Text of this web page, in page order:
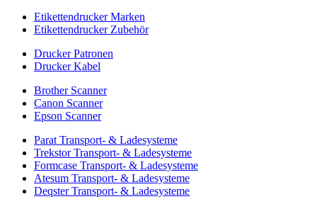
Etikettendrucker Marken
Etikettendrucker Zubehör
Drucker Patronen
Drucker Kabel
Brother Scanner
Canon Scanner
Epson Scanner
Parat Transport- & Ladesysteme
Trekstor Transport- & Ladesysteme
Formcase Transport- & Ladesysteme
Atesum Transport- & Ladesysteme
Deqster Transport- & Ladesysteme